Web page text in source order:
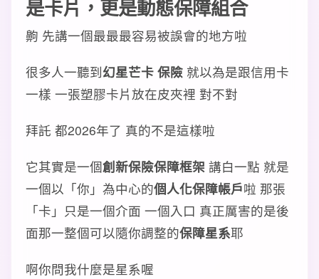
是卡片，更是動態保障組合
齁 先講一個最最最容易被誤會的地方啦
很多人一聽到幻星芒卡 保險 就以為是跟信用卡
一樣 一張塑膠卡片放在皮夾裡 對不對
拜託 都2026年了 真的不是這樣啦
它其實是一個創新保險保障框架 講白一點 就是
一個以「你」為中心的個人化保障帳戶啦 那張
「卡」只是一個介面 一個入口 真正厲害的是後
面那一整個可以隨你調整的保障星系耶
啊你問我什麼是星系喔